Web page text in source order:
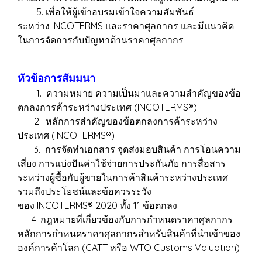
5. เพื่อให้ผู้เข้าอบรมเข้าใจความสัมพันธ์
ระหว่าง INCOTERMS และราคาศุลกากร และมีแนวคิด
ในการจัดการกับปัญหาด้านราคาศุลกากร
หัวข้อการสัมมนา
1. ความหมาย ความเป็นมาและความสำคัญของข้อ
ตกลงการค้าระหว่างประเทศ (INCOTERMS®)
2. หลักการสำคัญของข้อตกลงการค้าระหว่าง
ประเทศ (INCOTERMS®)
3. การจัดทำเอกสาร จุดส่งมอบสินค้า การโอนความ
เสี่ยง การแบ่งปันค่าใช้จ่ายการประกันภัย การสื่อสาร
ระหว่างผู้ซื้อกับผู้ขายในการค้าสินค้าระหว่างประเทศ
รวมถึงประโยชน์และข้อควรระวัง
ของ INCOTERMS® 2020 ทั้ง 11 ข้อตกลง
4. กฎหมายที่เกี่ยวข้องกับการกำหนดราคาศุลกากร
หลักการกำหนดราคาศุลกากรสำหรับสินค้าที่นำเข้าของ
องค์การค้าโลก (GATT หรือ WTO Customs Valuation)